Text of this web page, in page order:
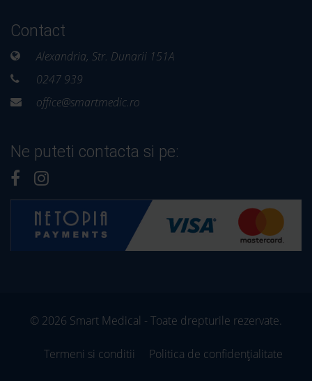
Contact
Alexandria, Str. Dunarii 151A
0247 939
office@smartmedic.ro
Ne puteti contacta si pe:
© 2026 Smart Medical - Toate drepturile rezervate.
Termeni si conditii Politica de confidențialitate